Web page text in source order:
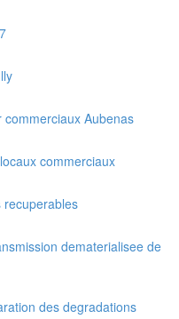
Aubenas
commerciaux
recuperables
dematerialisee de
des degradations